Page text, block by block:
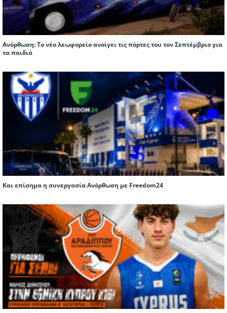
Ανόρθωση: Το νέο λεωφορείο ανοίγει τις πόρτες του τον Σεπτέμβριο για
τα παιδιά
Και επίσημα η συνεργασία Ανόρθωση με Freedom24